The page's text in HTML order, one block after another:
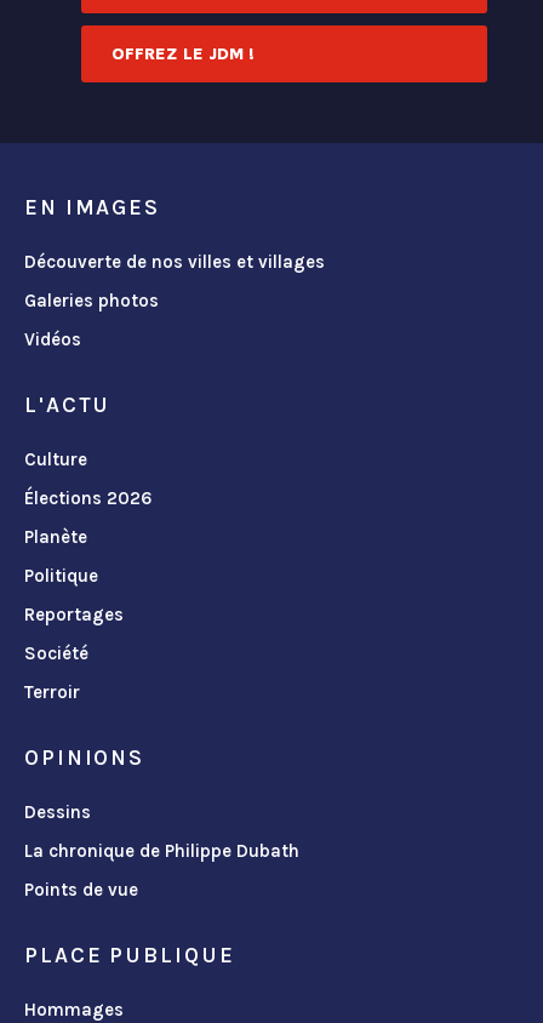
OFFREZ LE JDM !
EN IMAGES
Découverte de nos villes et villages
Galeries photos
Vidéos
L'ACTU
Culture
Élections 2026
Planète
Politique
Reportages
Société
Terroir
OPINIONS
Dessins
La chronique de Philippe Dubath
Points de vue
PLACE PUBLIQUE
Hommages